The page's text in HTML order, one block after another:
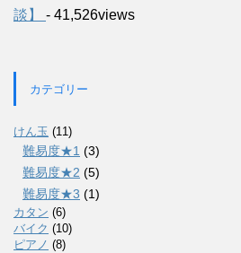
談】 - 41,526views
カテゴリー
けん玉 (11)
難易度★1 (3)
難易度★2 (5)
難易度★3 (1)
カタン (6)
バイク (10)
ピアノ (8)